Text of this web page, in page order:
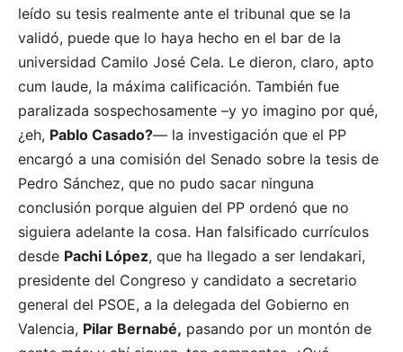
leído su tesis realmente ante el tribunal que se la
validó, puede que lo haya hecho en el bar de la
universidad Camilo José Cela. Le dieron, claro, apto
cum laude, la máxima calificación. También fue
paralizada sospechosamente –y yo imagino por qué,
¿eh, Pablo Casado?— la investigación que el PP
encargó a una comisión del Senado sobre la tesis de
Pedro Sánchez, que no pudo sacar ninguna
conclusión porque alguien del PP ordenó que no
siguiera adelante la cosa. Han falsificado currículos
desde Pachi López, que ha llegado a ser lendakari,
presidente del Congreso y candidato a secretario
general del PSOE, a la delegada del Gobierno en
Valencia, Pilar Bernabé, pasando por un montón de